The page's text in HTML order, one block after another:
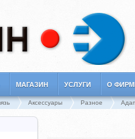
МАГАЗИН УСЛУГИ О
Аксессуары Разное